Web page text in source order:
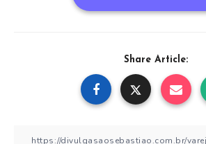
Share Article: